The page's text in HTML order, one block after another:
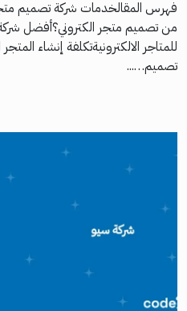
فهرس المقالخدمات شركة تصميم
من تصميم متجر الكتروني؟أفضل
للمتاجر الالكترونيةتكلفة إنشاء
تصميم…...